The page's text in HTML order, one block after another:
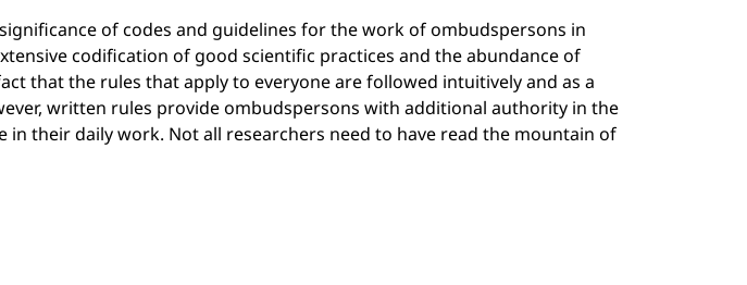
of codes and guidelines for the work of ombudspersons in
codification of good scientific practices and the abundance of
that the rules that apply to everyone are followed intuitively and as a
written rules provide ombudspersons with additional authority in the
their daily work. Not all researchers need to have read the mountain of